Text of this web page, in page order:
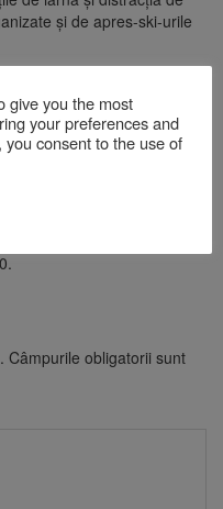
și de apres-ski-urile
Nano, Andrei Șaguna și
fanii se vor întâlni
acestei luni a fost
“Producătorii Anului”,
FX & Woodnote,
DJ Pappa M și Viiiain.
Câmpurile obligatorii sunt
give you the most
your preferences and
you consent to the use of